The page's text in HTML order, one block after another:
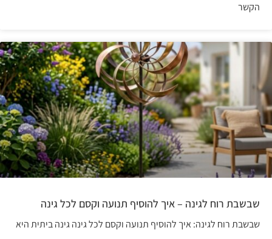
הקשר
שבשבת רוח לגינה – איך להוסיף תנועה וקסם לכל גינה
שבשבת רוח לגינה: איך להוסיף תנועה וקסם לכל גינה גינה ביתית היא